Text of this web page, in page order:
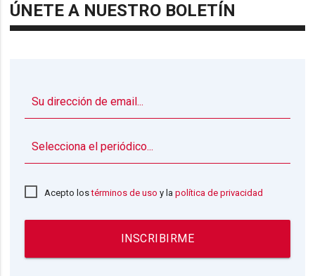
ÚNETE A NUESTRO BOLETÍN
Acepto lostérminos de uso y lapolítica de privacidad
INSCRIBIRME